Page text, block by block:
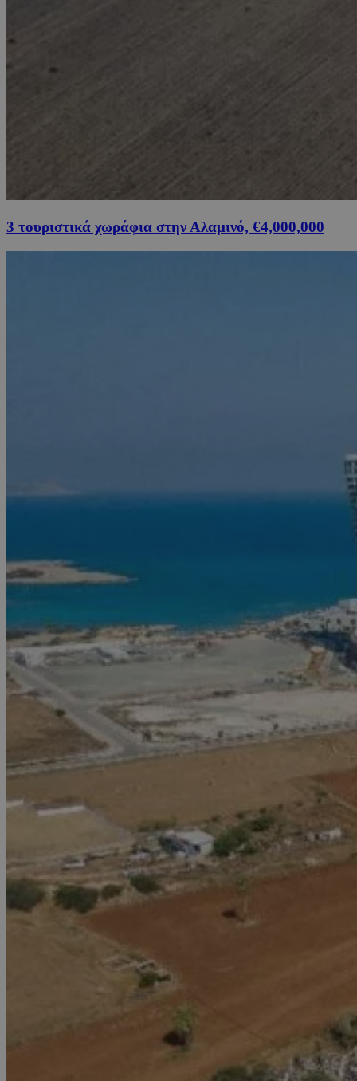
3 τουριστικά χωράφια στην Αλαμινό, €4,000,000